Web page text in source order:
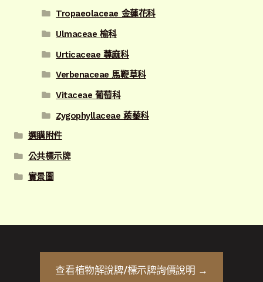
Tropaeolaceae 金蓮花科
Ulmaceae 榆科
Urticaceae 蕁麻科
Verbenaceae 馬鞭草科
Vitaceae 葡萄科
Zygophyllaceae 蒺藜科
選購附件
公共標示牌
實景圖
查看植物解說牌/標示牌詢價說明 →